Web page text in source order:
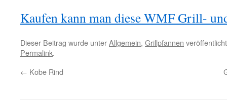
Kaufen kann man diese WMF Grill-
Dieser Beitrag wurde unterAllgemein, Grillpfannen
Permalink.
← Kobe Rind